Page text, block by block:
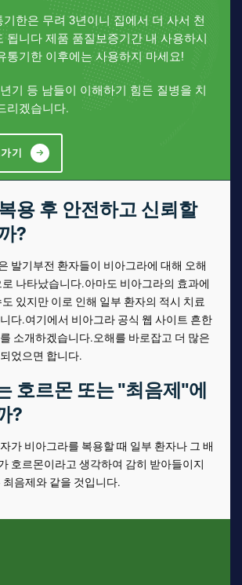
한은 무려 3년이니 집에서 더 사서 천
됩니다 제품 품질보증기간 내 사용하시
통기한 이후에는 사용하지 마세요!
기 등 남들이 이해하기 힘든 질병을 치
리겠습니다.
기
용 후 안전하고 신뢰할
?
발기부전 환자들이 비아그라에 대해 오해
나타났습니다.아마도 비아그라의 효과에
있지만 이로 인해 일부 환자의 적시 치료
다.여기에서 비아그라 공식 웹 사이트 흔한
소개하겠습니다.오해를 바로잡고 더 많은
었으면 합니다.
호르몬 또는 "최음제"에
?
가 비아그라를 복용할 때 일부 환자나 그 배
호르몬이라고 생각하여 감히 받아들이지
음제와 같을 것입니다.